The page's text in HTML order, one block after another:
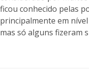
ficou conhecido pelas
principalmente em
mas só alguns fizeram